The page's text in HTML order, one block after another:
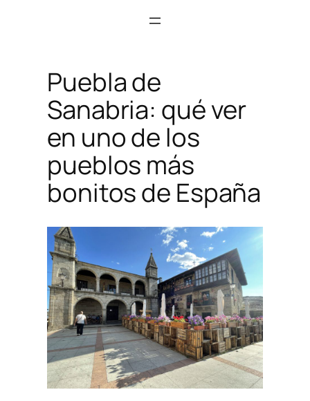
Puebla de
Sanabria: qué ver
en uno de los
pueblos más
bonitos de España